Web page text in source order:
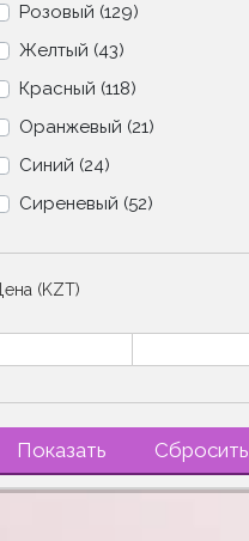
Розовый (129)
Желтый (43)
Красный (118)
Оранжевый (21)
Синий (24)
Сиреневый (52)
Цена (KZT)
Показать Сбросить